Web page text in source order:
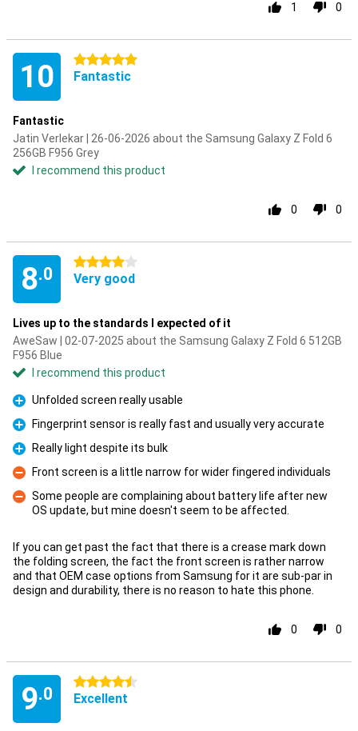
1 0
10 5 stars
Fantastic
Fantastic
Jatin Verlekar | 26-06-2026 about the Samsung Galaxy Z Fold 6
256GB F956 Grey
I recommend this product
0 0
8.0
4 stars
Very good
Lives up to the standards I expected of it
AweSaw | 02-07-2025 about the Samsung Galaxy Z Fold 6 512GB
F956 Blue
I recommend this product
Pro
Unfolded screen really usable
Pro
Fingerprint sensor is really fast and usually very accurate
Pro
Really light despite its bulk
Con
Front screen is a little narrow for wider fingered individuals
Con
Some people are complaining about battery life after new
OS update, but mine doesn't seem to be affected.
If you can get past the fact that there is a crease mark down
the folding screen, the fact the front screen is rather narrow
and that OEM case options from Samsung for it are sub-par in
design and durability, there is no reason to hate this phone.
0 0
9.0
4.5 stars
Excellent